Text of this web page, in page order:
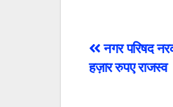
Post
नगर परिषद
हज़ार रुपए राजस्व